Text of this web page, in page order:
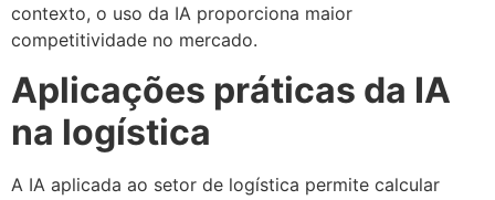
contexto, o uso da IA proporciona maior
competitividade no mercado.
Aplicações práticas da IA
na logística
A IA aplicada ao setor de logística permite calcular